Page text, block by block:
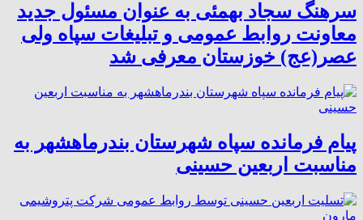
سرهنگ سجاد بهمئی به عنوان مسئول جدید
معاونت روابط عمومی و تبلیغات سپاه ولی
عصر(عج) خوزستان معرفی شد
پیام فرمانده سپاه شهرستان بندرماهشهر به
مناسبت اربعین حسینی